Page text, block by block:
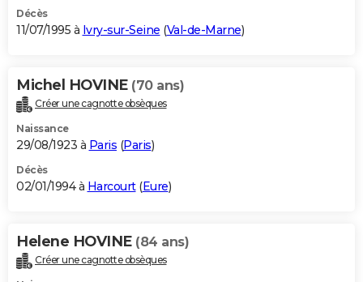
Décès
11/07/1995 à Ivry-sur-Seine (Val-de-Marne)
Michel HOVINE (70 ans)
Créer une cagnotte obsèques
Naissance
29/08/1923 à Paris (Paris)
Décès
02/01/1994 à Harcourt(Eure)
Helene HOVINE (84 ans)
Créer une cagnotte obsèques